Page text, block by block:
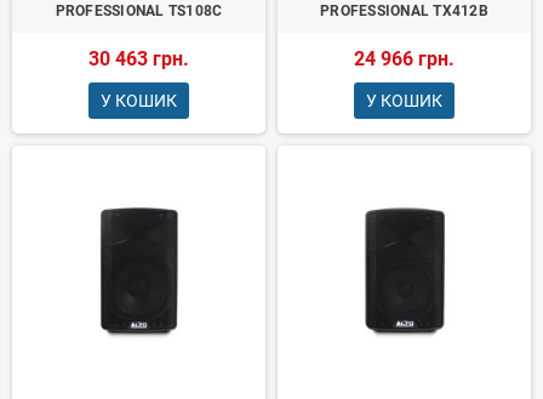
PROFESSIONAL TS108C
30 463 грн.
У КОШИК
PROFESSIONAL TX412B
24 966 грн.
У КОШИК